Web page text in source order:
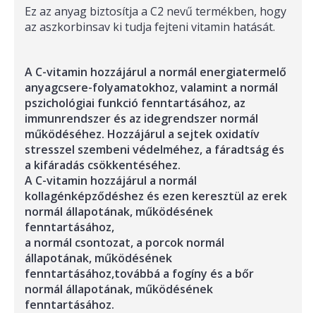
Ez az anyag biztosítja a C2 nevű termékben, hogy
az aszkorbinsav ki tudja fejteni vitamin hatását.
A C-vitamin hozzájárul a normál energiatermelő
anyagcsere-folyamatokhoz, valamint a normál
pszichológiai funkció fenntartásához, az
immunrendszer és az idegrendszer normál
működéséhez. Hozzájárul a sejtek oxidatív
stresszel szembeni védelméhez, a fáradtság és
a kifáradás csökkentéséhez.
A C-vitamin hozzájárul a normál
kollagénképződéshez és ezen keresztül az erek
normál állapotának, működésének
fenntartásához,
a normál csontozat, a porcok normál
állapotának, működésének
fenntartásához,továbbá a fogíny és a bőr
normál állapotának, működésének
fenntartásához.